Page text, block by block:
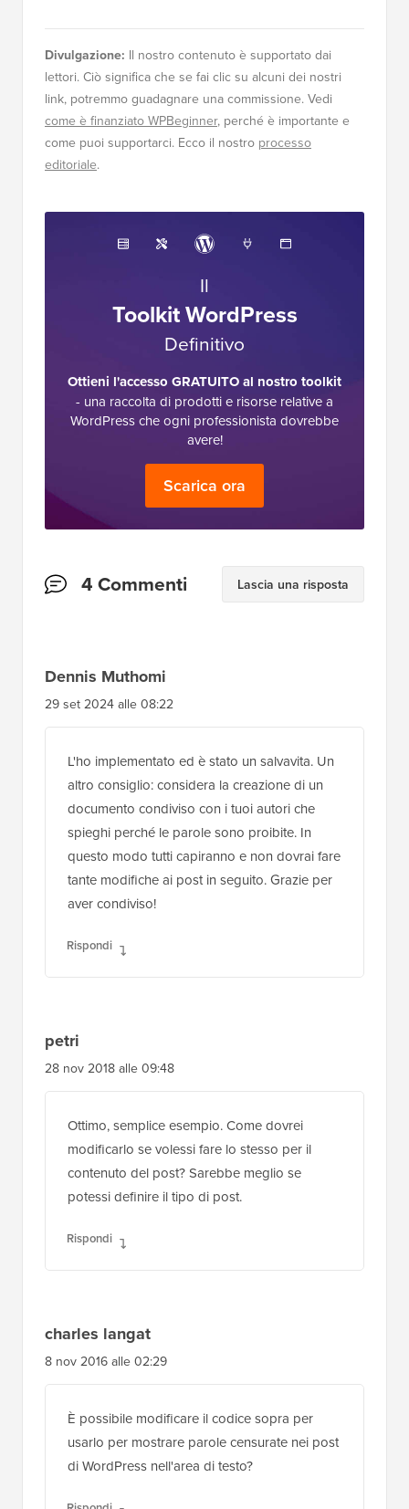
Divulgazione: Il nostro contenuto è supportato dai
lettori. Ciò significa che se fai clic su alcuni dei nostri
link, potremmo guadagnare una commissione. Vedi
come è finanziato WPBeginner, perché è importante e
come puoi supportarci. Ecco il nostro processo
editoriale.
Il
Toolkit WordPress
Definitivo
Ottieni l'accesso GRATUITO al nostro toolkit
- una raccolta di prodotti e risorse relative a
WordPress che ogni professionista dovrebbe
avere!
Scarica ora
Interazioni
4 Commenti Lascia una risposta
Dennis Muthomi
29 set 2024 alle 08:22
L'ho implementato ed è stato un salvavita. Un
altro consiglio: considera la creazione di un
documento condiviso con i tuoi autori che
spieghi perché le parole sono proibite. In
questo modo tutti capiranno e non dovrai fare
tante modifiche ai post in seguito. Grazie per
aver condiviso!
Rispondi
petri
28 nov 2018 alle 09:48
Ottimo, semplice esempio. Come dovrei
modificarlo se volessi fare lo stesso per il
contenuto del post? Sarebbe meglio se
potessi definire il tipo di post.
Rispondi
charles langat
8 nov 2016 alle 02:29
È possibile modificare il codice sopra per
usarlo per mostrare parole censurate nei post
di WordPress nell'area di testo?